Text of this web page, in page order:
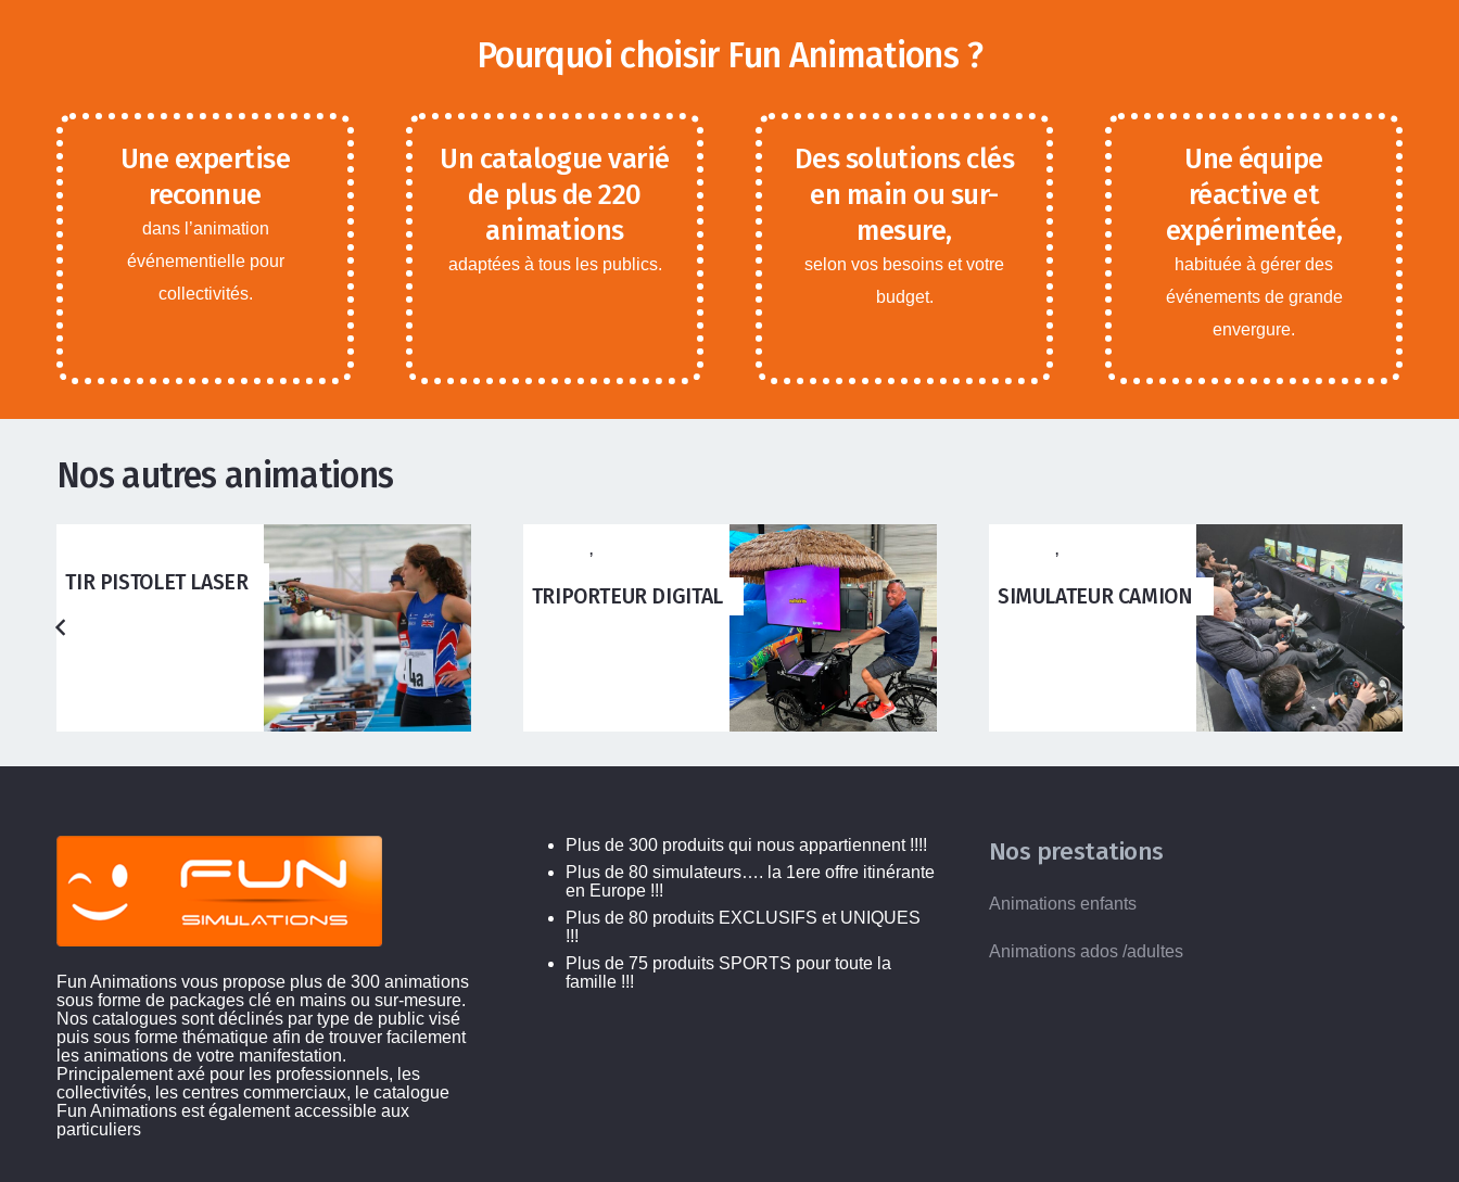
Pourquoi choisir Fun Animations ?
Une expertise
reconnue
dans l’animation
événementielle pour
collectivités.
Un catalogue varié
de plus de 220
animations
adaptées à tous les publics.
Des solutions clés
en main ou sur-
mesure,
selon vos besoins et votre
budget.
Une équipe
réactive et
expérimentée,
habituée à gérer des
événements de grande
envergure.
Nos autres animations
TRIPORTEUR DIGITAL
ADULTES,
SIMULATEUR CAMION
ADULTES
SIMULATEUR WINCH XXL
Fun Animations vous propose plus de 300 animations
sous forme de packages clé en mains ou sur-mesure.
Nos catalogues sont déclinés par type de public visé
puis sous forme thématique afin de trouver facilement
les animations de votre manifestation.
Principalement axé pour les professionnels, les
collectivités, les centres commerciaux, le catalogue
Fun Animations est également accessible aux
particuliers
Plus de 300 produits qui nous appartiennent !!!!
Plus de 80 simulateurs…. la 1ere offre itinérante
en Europe !!!
Plus de 80 produits EXCLUSIFS et UNIQUES
!!!
Plus de 75 produits SPORTS pour toute la
famille !!!
Nos prestations
Animations enfants
Animations ados /adultes